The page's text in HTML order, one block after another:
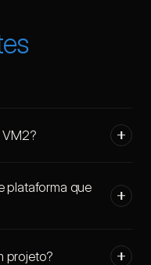
plataforma que
projeto?